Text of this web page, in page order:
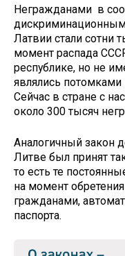
Негражданами в
Латвии стали сотни
момент распада
республике, но не
являлись
Сейчас в стране с
около 300 тысяч
Аналогичный закон
Литве был принят
то есть те
на момент
гражданами,
паспорта.